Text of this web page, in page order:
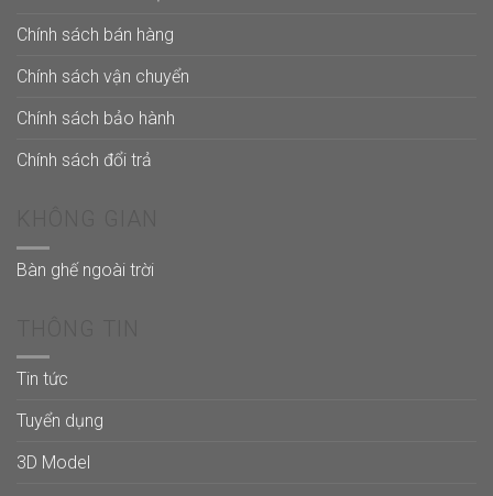
Chính sách bán hàng
Chính sách vận chuyển
Chính sách bảo hành
Chính sách đổi trả
Bàn ghế ngoài trời
Tin tức
Tuyển dụng
3D Model